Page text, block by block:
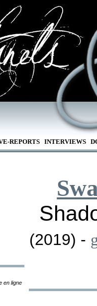
REPORTS INTERVIEWS
en ligne
(2019) -